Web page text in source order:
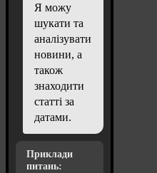
Я можу
шукати та
аналізувати
новини, а
також
знаходити
статті за
датами.
Приклади
питань: